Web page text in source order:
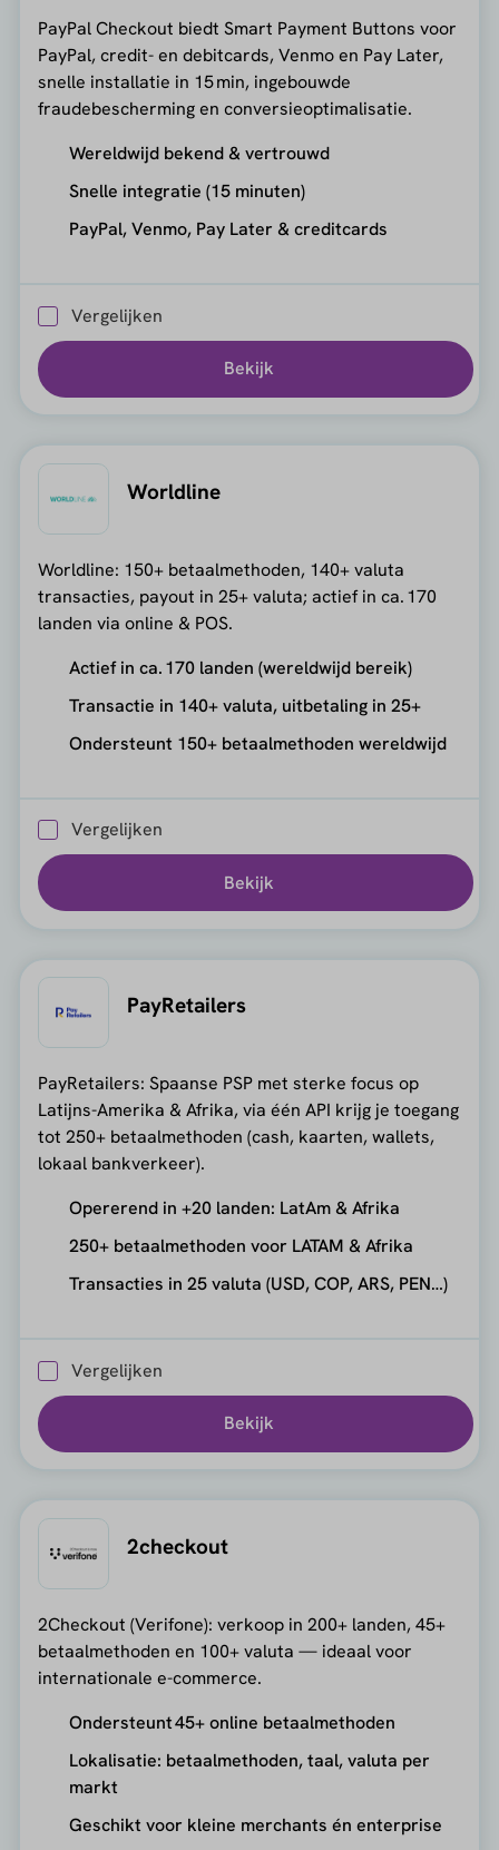
PayPal Checkout biedt Smart Payment Buttons voor
PayPal, credit- en debitcards, Venmo en Pay Later,
snelle installatie in 15 min, ingebouwde
fraudebescherming en conversieoptimalisatie.
Wereldwijd bekend & vertrouwd
Snelle integratie (15 minuten)
PayPal, Venmo, Pay Later & creditcards
Vergelijken
Bekijk
Worldline
Worldline: 150+ betaalmethoden, 140+ valuta
transacties, payout in 25+ valuta; actief in ca. 170
landen via online & POS.
Actief in ca. 170 landen (wereldwijd bereik)
Transactie in 140+ valuta, uitbetaling in 25+
Ondersteunt 150+ betaalmethoden wereldwijd
Vergelijken
Bekijk
PayRetailers
PayRetailers: Spaanse PSP met sterke focus op
Latijns-Amerika & Afrika, via één API krijg je toegang
tot 250+ betaalmethoden (cash, kaarten, wallets,
lokaal bankverkeer).
Opererend in +20 landen: LatAm & Afrika
250+ betaalmethoden voor LATAM & Afrika
Transacties in 25 valuta (USD, COP, ARS, PEN…)
Vergelijken
Bekijk
2checkout
2Checkout (Verifone): verkoop in 200+ landen, 45+
betaalmethoden en 100+ valuta — ideaal voor
internationale e-commerce.
Ondersteunt 45+ online betaalmethoden
Lokalisatie: betaalmethoden, taal, valuta per
markt
Geschikt voor kleine merchants én enterprise